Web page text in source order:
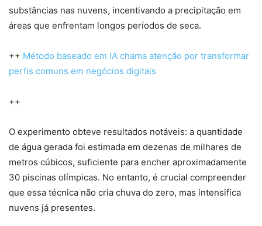
substâncias nas nuvens, incentivando a precipitação em
áreas que enfrentam longos períodos de seca.
++ Método baseado em IA chama atenção por transformar
perfis comuns em negócios digitais
++
O experimento obteve resultados notáveis: a quantidade
de água gerada foi estimada em dezenas de milhares de
metros cúbicos, suficiente para encher aproximadamente
30 piscinas olímpicas. No entanto, é crucial compreender
que essa técnica não cria chuva do zero, mas intensifica
nuvens já presentes.